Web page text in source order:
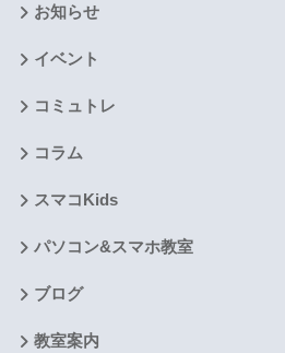
お知らせ
イベント
コミュトレ
コラム
スマコKids
パソコン&スマホ教室
ブログ
教室案内